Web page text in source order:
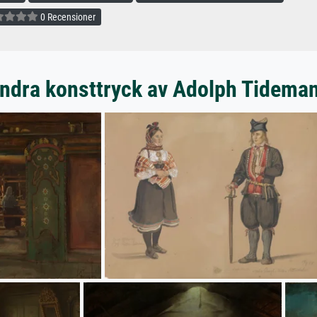
0 Recensioner
konsttryck av Adolph